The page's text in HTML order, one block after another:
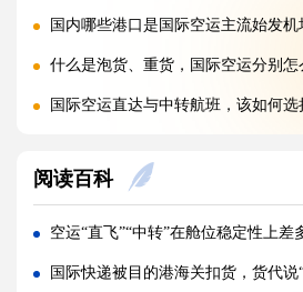
国内哪些港口是国际空运主流始发机场（
什么是泡货、重货，国际空运分别怎么定价
国际空运直达与中转航班，该如何选择（
国际空运直达与中转航班，该如何选择（
国际空运完整运输流程分为哪几个步骤（
国际空运和国际快递到底有哪些核心区别（
阅读百科
空运“直飞”“中转”在舱位稳定性上差多少？
国际快递被目的港海关扣货，货代说“无法干预”，货主还有哪些